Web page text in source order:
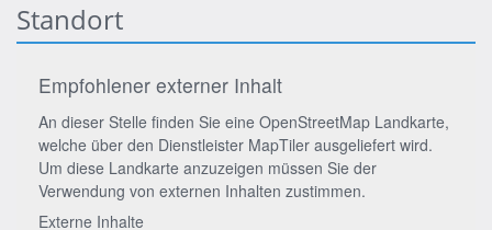
Standort
Empfohlener externer Inhalt
An dieser Stelle finden Sie eine OpenStreetMap Landkarte,
welche über den Dienstleister MapTiler ausgeliefert wird.
Um diese Landkarte anzuzeigen müssen Sie der
Verwendung von externen Inhalten zustimmen.
Externe Inhalte